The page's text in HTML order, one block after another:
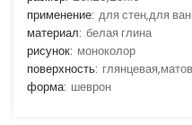
применение: для стен,для
материал: белая глина
рисунок: моноколор
поверхность:
форма: шеврон